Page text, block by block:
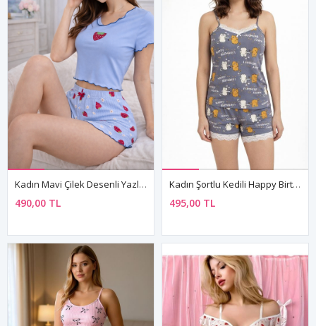
Kadın Mavi Çilek Desenli Yazlık Şortlu Pijama Takımı Kısa Kollu Rahat Ev Giyim
490,00 TL
Kadın Şortlu Kedili Happy Birthday Desenli Doğum Günü Hediyesi Pijama Takımı Yazlık Uyku Seti
495,00 TL